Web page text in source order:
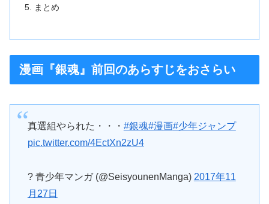
まとめ
漫画『銀魂』前回のあらすじをおさらい
真選組やられた・・・ #銀魂#漫画#少年ジャンプ
pic.twitter.com/4EctXn2zU4
? 青少年マンガ (@SeisyounenManga) 2017年11
月27日